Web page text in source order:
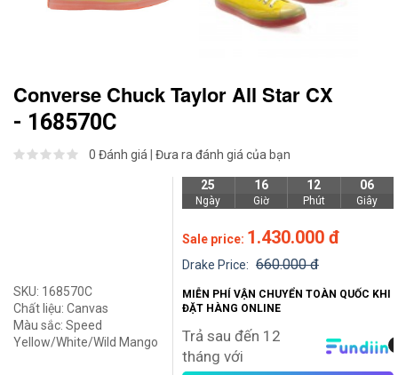
Converse Chuck Taylor All Star CX
- 168570C
0 Đánh giá Đưa ra đánh giá của bạn
SKU: 168570C
Chất liệu: Canvas
Màu sắc: Speed
Yellow/White/Wild Mango
25
Ngày
16
Giờ
12
Phút
05
Giây
Sale price: 1.430.000 đ
Drake Price: 660.000 đ
MIỄN PHÍ VẬN CHUYỂN TOÀN QUỐC KHI
ĐẶT HÀNG ONLINE
Trả sau đến 12
tháng với